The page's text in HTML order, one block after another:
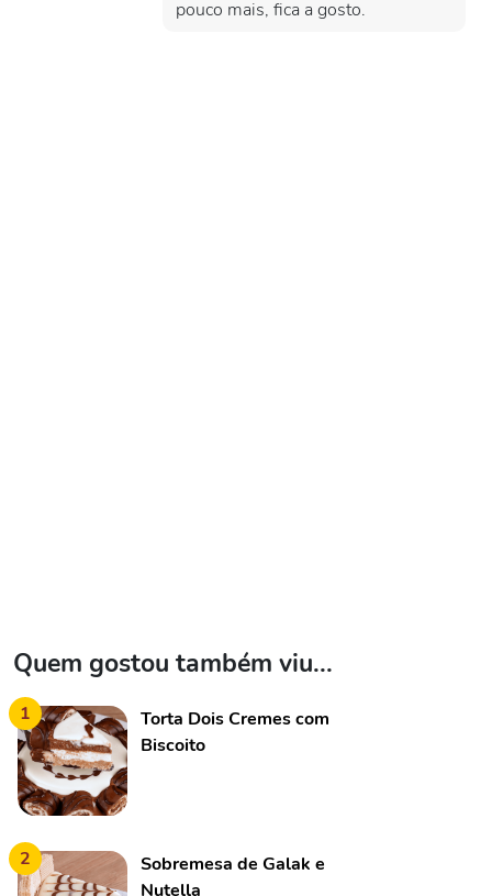
pouco mais, fica a gosto.
Quem gostou também viu...
1
Torta Dois Cremes com
Biscoito
2
Sobremesa de Galak e
Nutella